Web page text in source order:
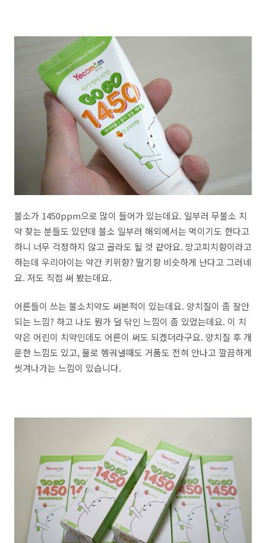
불소가 1450ppm으로 많이 들어가 있는데요. 일부러 무불소 치
약 찾는 분들도 있던데 불소 일부러 해외에서는 먹이기도 한다고
하니 너무 걱정하지 않고 골라도 될 것 같아요. 망고피치향이라고
하는데 우리아이는 약간 키위향? 딸기향 비슷하게 난다고 그러네
요. 저도 직접 써 봤는데요.
어른들이 쓰는 불소치약도 써본적이 있는데요. 양치질이 좀 잘안
되는 느낌? 하고 나도 뭔가 덜 닦인 느낌이 좀 있었는데요. 이 치
약은 어린이 치약인데도 어른이 써도 되겠더라구요. 양치질 후 개
운한 느낌도 있고, 물로 헹궈낼때도 거품도 전혀 안나고 깔끔하게
씻겨나가는 느낌이 있습니다.